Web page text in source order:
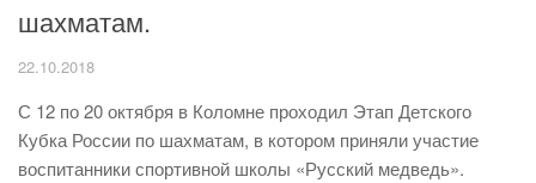
шахматам.
22.10.2018
С 12 по 20 октября в Коломне проходил Этап Детского
Кубка России по шахматам, в котором приняли участие
воспитанники спортивной школы «Русский медведь».